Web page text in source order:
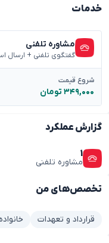
گزارش عملکرد
۱
مشاوره تلفنی
تخصص‌های من
قرارداد و تعهدات خانواده
خدمات
مشاوره تلفنی
گفتگوی تلفنی + ارسال
شروع قیمت
۳۴۹,۰۰۰ تومان